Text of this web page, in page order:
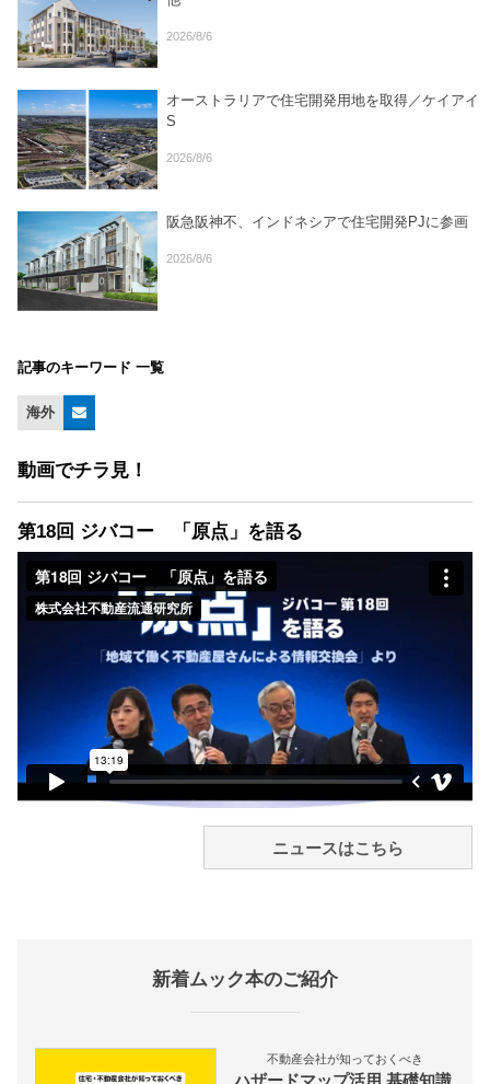
2026/8/6
オーストラリアで住宅開発用地を取得／ケイアイ
S
2026/8/6
阪急阪神不、インドネシアで住宅開発PJに参画
2026/8/6
記事のキーワード 一覧
海外
動画でチラ見！
第18回 ジバコー 「原点」を語る
ニュースはこちら
新着ムック本のご紹介
不動産会社が知っておくべき
ハザードマップ活用 基礎知識